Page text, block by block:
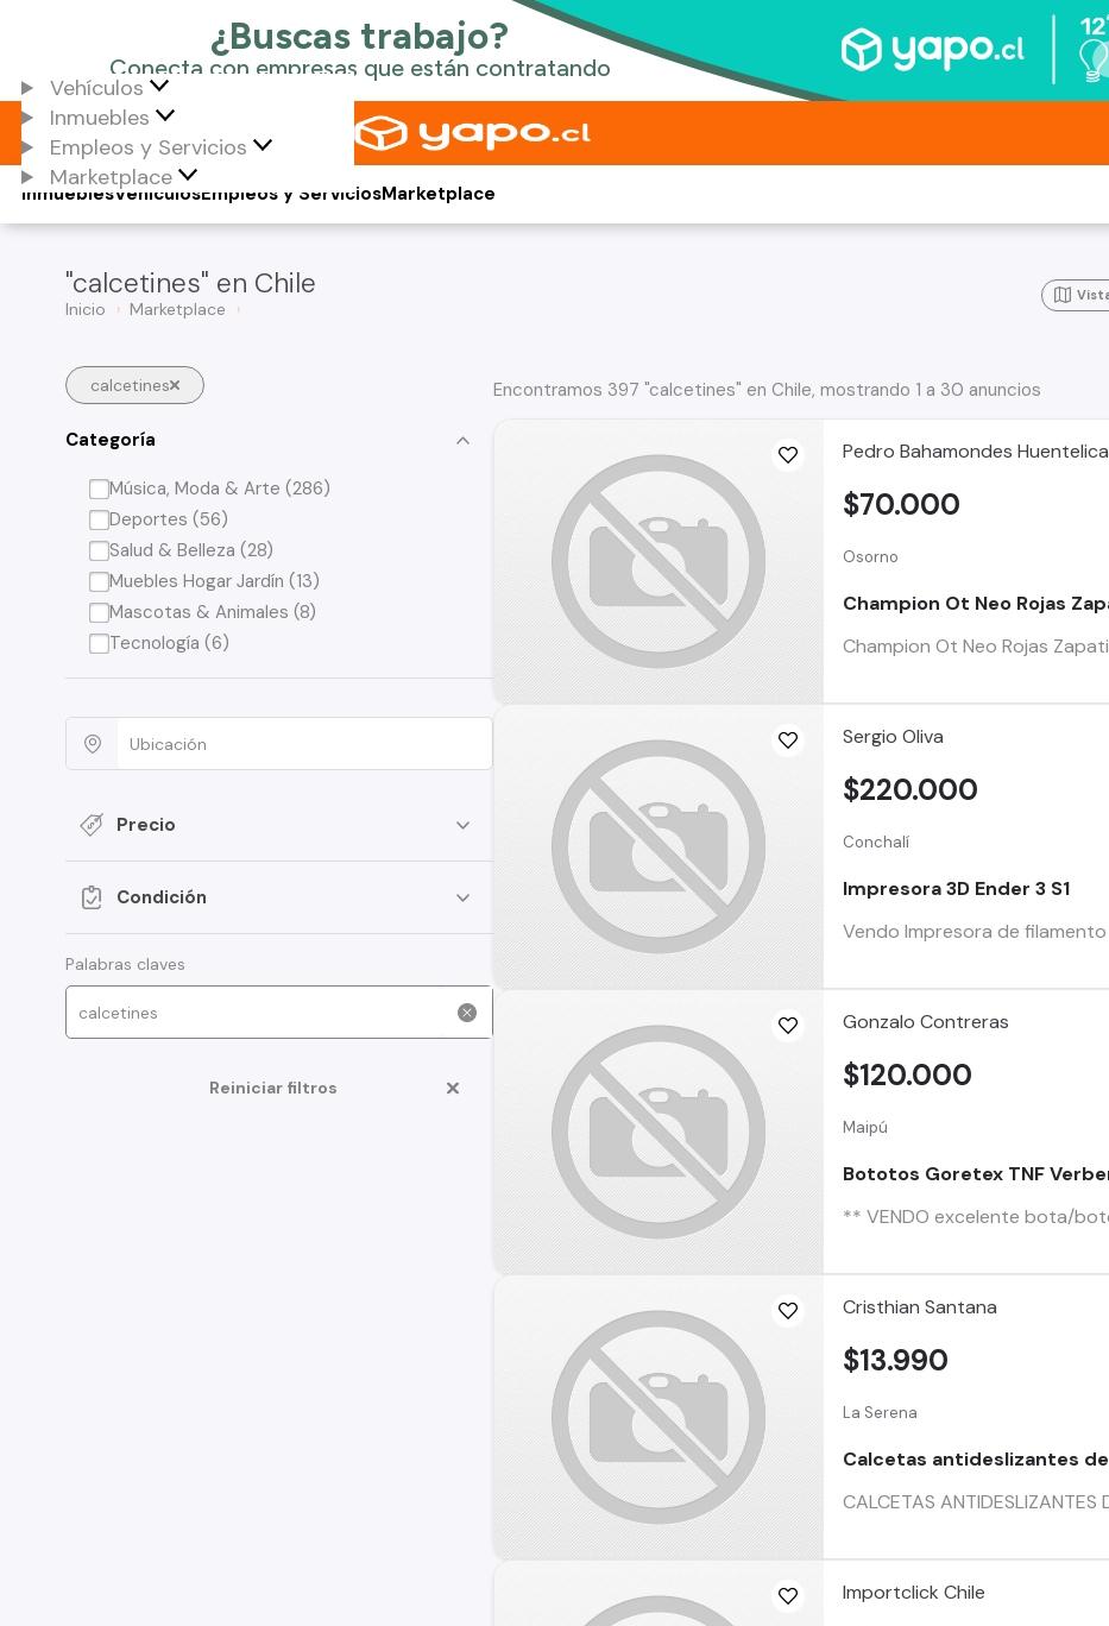
Vehículos
Inmuebles
Empleos y Servicios
Marketplace
Vehículos
Inmuebles Empleos y ServiciosMarketplace
"calcetines" en Chile
Inicio Marketplace
calcetines
Categoría
Música, Moda & Arte (286)
Deportes (56)
Salud & Belleza (28)
Muebles Hogar Jardín (13)
Mascotas & Animales (8)
Tecnología (6)
Precio
Condición
Palabras claves
Reiniciar filtros
Encontramos 397 "calcetines" en Chile, mostrando 1 a 30 anuncios
Pedro Bahamondes
Osorno
Champion Ot Neo Rojas
Champion Ot Neo Rojas
$70.000
Sergio Oliva
Conchalí
Impresora 3D Ender 3 S1
Vendo Impresora de
$220.000
Gonzalo Contreras
Maipú
Bototos Goretex TNF
** VENDO excelente bota/
$120.000
Cristhian Santana
La Serena
Calcetas antideslizantes
CALCETAS ANTIDESLIZANTES
$13.990
Importclick Chile